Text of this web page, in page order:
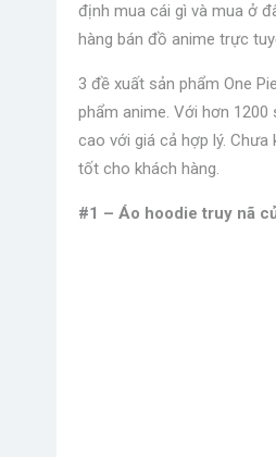
định mua cái gì và mua ở
hàng bán đồ anime trực
3 đề xuất sản phẩm One
phẩm anime. Với hơn
cao với giá cả hợp lý.
tốt cho khách hàng.
#1 – Áo hoodie truy nã